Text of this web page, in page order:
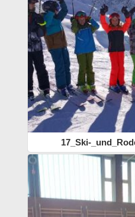
17_Ski-